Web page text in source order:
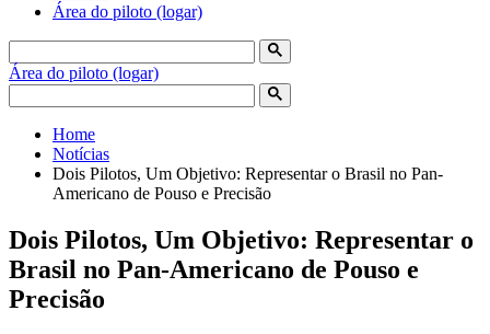
Área do piloto (logar)
Área do piloto (logar)
Home
Notícias
Dois Pilotos, Um Objetivo: Representar o Brasil no Pan-
Americano de Pouso e Precisão
Dois Pilotos, Um Objetivo: Representar o
Brasil no Pan-Americano de Pouso e
Precisão